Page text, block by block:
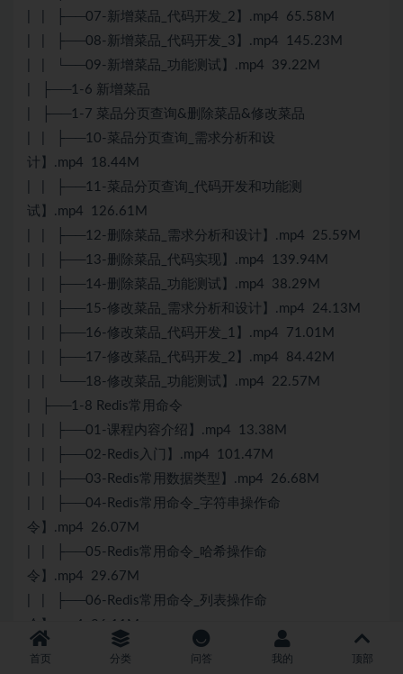
| | ├──07-新增菜品_代码开发_2】.mp4 65.58M
| | ├──08-新增菜品_代码开发_3】.mp4 145.23M
| | └──09-新增菜品_功能测试】.mp4 39.22M
| ├──1-6 新增菜品
| ├──1-7 菜品分页查询&删除菜品&修改菜品
| | ├──10-菜品分页查询_需求分析和设
计】.mp4 18.44M
| | ├──11-菜品分页查询_代码开发和功能测
试】.mp4 126.61M
| | ├──12-删除菜品_需求分析和设计】.mp4 25.59M
| | ├──13-删除菜品_代码实现】.mp4 139.94M
| | ├──14-删除菜品_功能测试】.mp4 38.29M
| | ├──15-修改菜品_需求分析和设计】.mp4 24.13M
| | ├──16-修改菜品_代码开发_1】.mp4 71.01M
| | ├──17-修改菜品_代码开发_2】.mp4 84.42M
| | └──18-修改菜品_功能测试】.mp4 22.57M
| ├──1-8 Redis常用命令
| | ├──01-课程内容介绍】.mp4 13.38M
| | ├──02-Redis入门】.mp4 101.47M
| | ├──03-Redis常用数据类型】.mp4 26.68M
| | ├──04-Redis常用命令_字符串操作命
令】.mp4 26.07M
| | ├──05-Redis常用命令_哈希操作命
令】.mp4 29.67M
| | ├──06-Redis常用命令_列表操作命
令】.mp4 26.11M
| | ├──07-Redis常用命令_集合操作命
首页 分类 问答 我的 顶部